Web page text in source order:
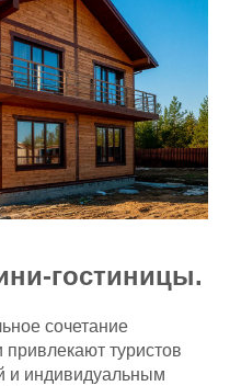
гостиницы.
сочетание
туристов
и индивидуальным